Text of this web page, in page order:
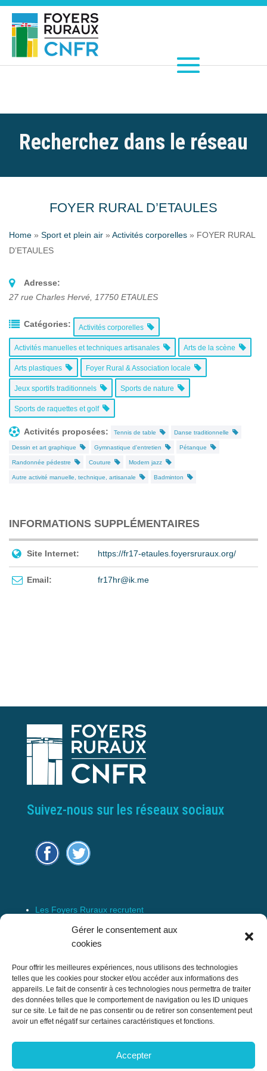
Gérer le consentement aux
cookies
Pour offrir les meilleures expériences, nous utilisons des technologies
telles que les cookies pour stocker et/ou accéder aux informations des
appareils. Le fait de consentir à ces technologies nous permettra de traiter
des données telles que le comportement de navigation ou les ID uniques
sur ce site. Le fait de ne pas consentir ou de retirer son consentement peut
avoir un effet négatif sur certaines caractéristiques et fonctions.
Accepter
Recherchez dans le réseau
FOYER RURAL D’ETAULES
Home » Sport et plein air » Activités corporelles » FOYER RURAL
D’ETAULES
Adresse:
27 rue Charles Hervé
17750 ETAULES
Catégories: Activités corporelles
Activités manuelles et techniques artisanales Arts de la scène
Arts plastiques Foyer Rural & Association locale
Jeux sportifs traditionnels Sports de nature
Sports de raquettes et golf
Activités proposées: Tennis de table Danse traditionnelle
Dessin et art graphique Gymnastique d'entretien Pétanque
Randonnée pédestre Couture Modern jazz
Autre activité manuelle, technique, artisanale Badminton
INFORMATIONS SUPPLÉMENTAIRES
Site Internet: https://fr17-etaules.foyersruraux.org/
Email: fr17hr@ik.me
Suivez-nous sur les réseaux sociaux
Les Foyers Ruraux recrutent
Connexion
Espace Membre
Confédération Nationale des Foyers Ruraux
& Associations de développement et
17 rue Navoiseau – 93100 MONTREUIL